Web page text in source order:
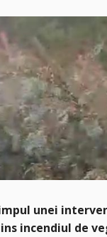
unei
incendiul de